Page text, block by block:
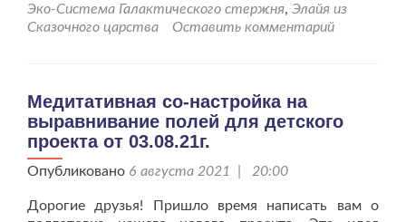
“Здоровье
всем
этап
Эко-Система Галактического стержня, Элайя из
Сказочного царства
Оставить комментарий
Медитативная со-настройка на
выравнивание полей для детского
проекта от 03.08.21г.
Опубликовано 6 августа 2021 | 20:00
Дорогие друзья! Пришло время написать вам о